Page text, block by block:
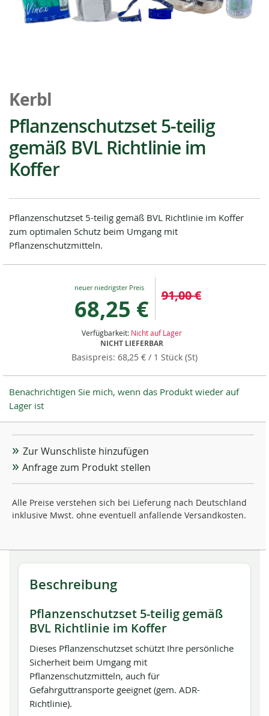
Anfang
der
Bildgalerie
springen
Kerbl
Pflanzenschutzset 5-teilig
gemäß BVL Richtlinie im
Koffer
Pflanzenschutzset 5-teilig gemäß BVL Richtlinie im Koffer
zum optimalen Schutz beim Umgang mit
Pflanzenschutzmitteln.
Special
68,25 € 91,00 €
68,25 € / 1 Stück (St)
Verfügbarkeit: Nicht auf Lager
NICHT LIEFERBAR
Benachrichtigen Sie mich, wenn das Produkt wieder auf
Lager ist
Zur Wunschliste hinzufügen
Anfrage zum Produkt stellen
Alle Preise verstehen sich bei Lieferung nach Deutschland
inklusive Mwst. ohne eventuell anfallende Versandkosten.
Beschreibung
Pflanzenschutzset 5-teilig gemäß
BVL Richtlinie im Koffer
Dieses Pflanzenschutzset schützt Ihre persönliche
Sicherheit beim Umgang mit
Pflanzenschutzmitteln, auch für
Gefahrguttransporte geeignet (gem. ADR-
Richtlinie).